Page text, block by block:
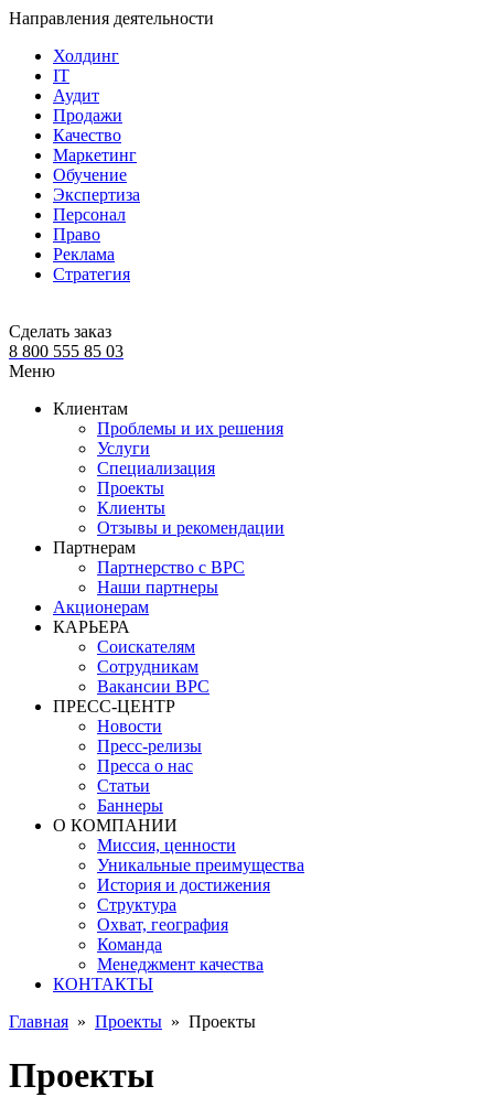
Направления деятельности
Холдинг
IT
Аудит
Продажи
Качество
Маркетинг
Обучение
Экспертиза
Персонал
Право
Реклама
Стратегия
Сделать заказ
8 800 555 85 03
Меню
Клиентам
Проблемы и их решения
Услуги
Специализация
Проекты
Клиенты
Отзывы и рекомендации
Партнерам
Партнерство с BPC
Наши партнеры
Акционерам
КАРЬЕРА
Соискателям
Сотрудникам
Вакансии BPC
ПРЕСС-ЦЕНТР
Новости
Пресс-релизы
Пресса о нас
Статьи
Баннеры
О КОМПАНИИ
Миссия, ценности
Уникальные преимущества
История и достижения
Структура
Охват, география
Команда
Менеджмент качества
КОНТАКТЫ
Главная » Проекты » Проекты
Проекты